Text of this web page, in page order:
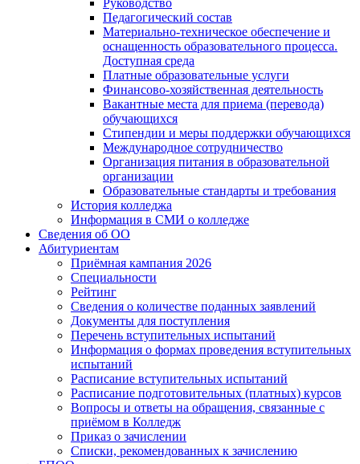
Руководство
Педагогический состав
Материально-техническое обеспечение и
оснащенность образовательного процесса.
Доступная среда
Платные образовательные услуги
Финансово-хозяйственная деятельность
Вакантные места для приема (перевода)
обучающихся
Стипендии и меры поддержки обучающихся
Международное сотрудничество
Организация питания в образовательной
организации
Образовательные стандарты и требования
История колледжа
Информация в СМИ о колледже
Сведения об ОО
Абитуриентам
Приёмная кампания 2026
Специальности
Рейтинг
Сведения о количестве поданных заявлений
Документы для поступления
Перечень вступительных испытаний
Информация о формах проведения вступительных
испытаний
Расписание вступительных испытаний
Расписание подготовительных (платных) курсов
Вопросы и ответы на обращения, связанные с
приёмом в Колледж
Приказ о зачислении
Списки, рекомендованных к зачислению